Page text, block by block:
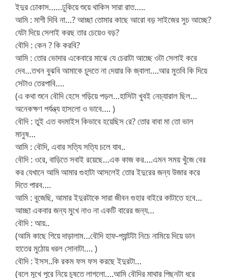
ইদুর ঢোকাস……ঢুকিয়ে শুয়ে থাকিস সারা রাত…..
আমি : মাগী দিবি না…? আচ্ছা তোমার কাছে আরো বড় সাইজের সুচ আচ্ছে?
যেটা দিয়ে সেলাই করছ তার চেয়েও বড়?
বৌদি : কেন ? কি করবি?
আমি : তোর ভোদার একেবারে মাঝে যে চেরাটা আচ্ছে ওটা সেলাই করে
দেব…তখন বুঝবি আমাকে চুদতে না দেয়ার কি জ্বালা….আর মুতবি কি দিয়ে
সেটাও তেরপাবি….
(এ কথা শুনে বৌদি হেসে গড়িয়ে পড়ল…হাসিটা খুবই নেচ্যারাল ছিল…
অনেকক্ষণ পর্যন্ত্য হাসলো ও ভাবে…. )
বৌদি : তুই এত বদমাইস কিভাবে হয়েছিস রে? তোর বাবা মা তো ভাল
মানুষ…
আমি : বৌদি, এবার সত্যি সত্যি চলে যাব..
বৌদি : ওরে, বাড়িতে সবাই রয়েছে…এক কাজ কর….এমন সময় খুঁজে বের
কর যেখানে আমি আমার গুহাটা আসলেই তোর ইদুরের জন্য উজার করে
দিতে পারব….
আমি : বুজেছি, আমার ইদুরটাকে সারা জীবন গুহার বাইরে কাটাতে হবে…
আচ্ছা একবার জন্য মুখে নাও না একটি বারের জন্য…
বৌদি : আয়..
(আমি কাছে গিয়ে দাড়ালাম…বৌদি হাফ-প্যান্টটা নিচে নামিয়ে দিয়ে ডান
হাতের মুঠোয় ধরল সোনাটা…. )
বৌদি : ইসস..কি রকম ফস ফস করছে ইদুরটা…
(বলে মুখে পুরে নিয়ে চুষতে লাগলো….আমি বৌদির মাথার পিছনটা ধরে